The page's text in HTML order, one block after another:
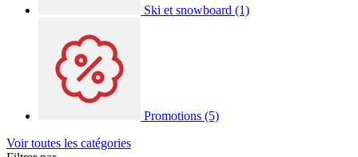
Ski et snowboard (1)
Promotions (5)
Voir toutes les catégories